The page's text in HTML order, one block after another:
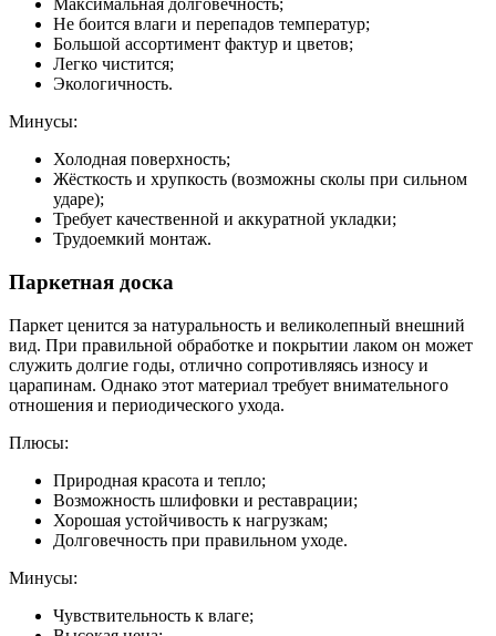
Максимальная долговечность;
Не боится влаги и перепадов температур;
Большой ассортимент фактур и цветов;
Легко чистится;
Экологичность.
Минусы:
Холодная поверхность;
Жёсткость и хрупкость (возможны сколы при сильном
ударе);
Требует качественной и аккуратной укладки;
Трудоемкий монтаж.
Паркетная доска
Паркет ценится за натуральность и великолепный внешний
вид. При правильной обработке и покрытии лаком он может
служить долгие годы, отлично сопротивляясь износу и
царапинам. Однако этот материал требует внимательного
отношения и периодического ухода.
Плюсы:
Природная красота и тепло;
Возможность шлифовки и реставрации;
Хорошая устойчивость к нагрузкам;
Долговечность при правильном уходе.
Минусы:
Чувствительность к влаге;